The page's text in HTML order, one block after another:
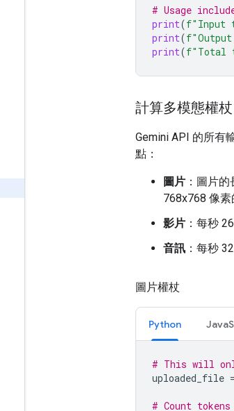
# Usage
print(f"Input
print(f
print(f"Total
計算多模態權杖
Gemini API 的所有
點：
圖片 ：圖片
768x768 像素
影片 ：每秒
音訊 ：每秒
圖片權杖
Python
# This will
uploaded_file =
# Count